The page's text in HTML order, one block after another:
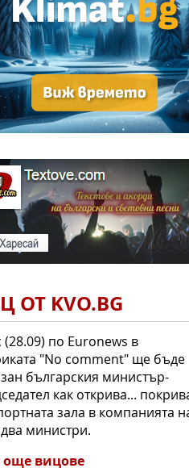
ОТ KVO.BG
(28.09) по Euronews в
"No comment" ще бъде
българския министър-
как открива...
зала в компанията
министри.
вицове